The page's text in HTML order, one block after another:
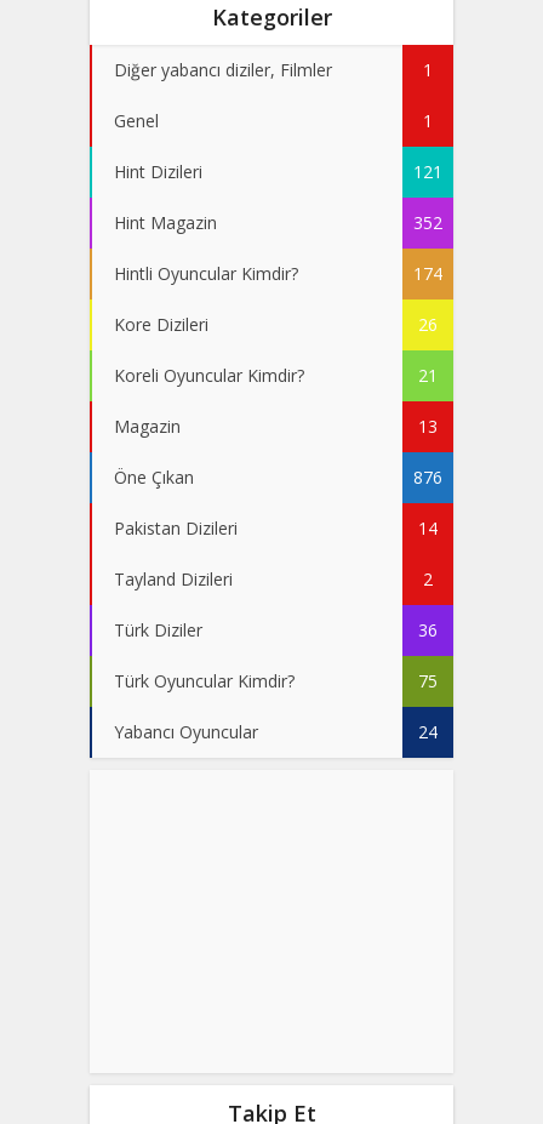
Kategoriler
Diğer yabancı diziler, Filmler 1
Genel 1
Hint Dizileri 121
Hint Magazin 352
Hintli Oyuncular Kimdir? 174
Kore Dizileri 26
Koreli Oyuncular Kimdir? 21
Magazin 13
Öne Çıkan 876
Pakistan Dizileri 14
Tayland Dizileri 2
Türk Diziler 36
Türk Oyuncular Kimdir? 75
Yabancı Oyuncular 24
Takip Et